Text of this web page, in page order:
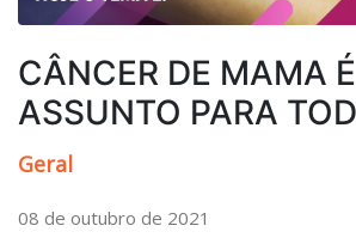
CÂNCER DE MAMA
ASSUNTO PARA
Geral
08 de outubro de 2021